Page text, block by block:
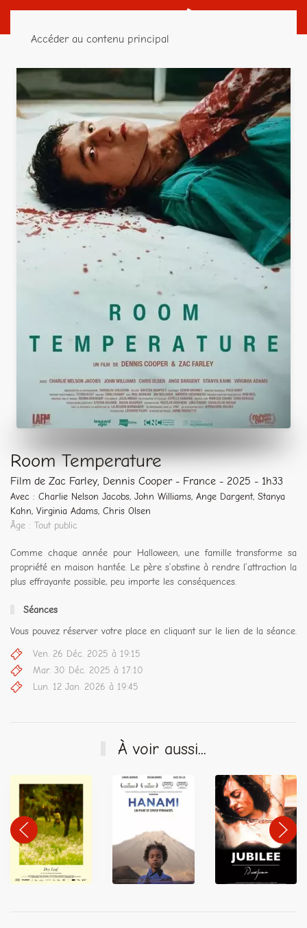
Accéder au contenu principal
Room Temperature
Film de Zac Farley, Dennis Cooper - France - 2025 - 1h33
Avec : Charlie Nelson Jacobs, John Williams, Ange Dargent, Stanya
Kahn, Virginia Adams, Chris Olsen
Âge : Tout public
Comme chaque année pour Halloween, une famille transforme sa
propriété en maison hantée. Le père s’obstine à rendre l’attraction la
plus effrayante possible, peu importe les conséquences.
Séances
Vous pouvez réserver votre place en cliquant sur le lien de la séance.
Ven. 26 Déc. 2025 à 19:15
Mar. 30 Déc. 2025 à 17:10
Lun. 12 Jan. 2026 à 19:45
À voir aussi...